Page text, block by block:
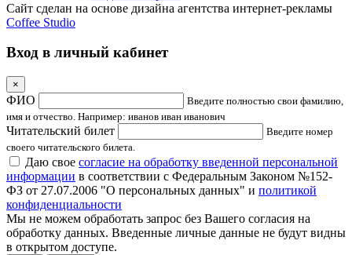
Сайт сделан на основе дизайна агентства интернет-рекламы
Coffee Studio
Вход в личный кабинет
×
ФИО
Введите полностью свои фамилию,
имя и отчество. Например: иванов иван иванович
Читательский билет
Введите номер
своего читательского билета.
Даю свое согласие на обработку введенной персональной
информации в соответствии с Федеральным Законом №152-
ФЗ от 27.07.2006 "О персональных данных" и политикой
конфиденциальности
Мы не можем обработать запрос без Вашего согласия на
обработку данных. Введенные личные данные не будут видны
в открытом доступе.